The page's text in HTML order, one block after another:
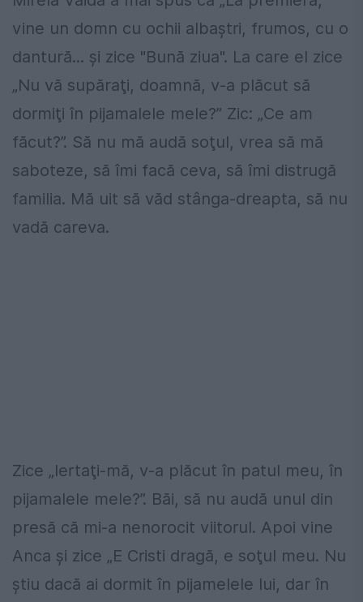
vine un domn cu ochii albaştri, frumos, cu o
dantură... şi zice "Bună ziua". La care el zice
„Nu vă supăraţi, doamnă, v-a plăcut să
dormiţi în pijamalele mele?” Zic: „Ce am
făcut?”. Să nu mă audă soţul, vrea să mă
saboteze, să îmi facă ceva, să îmi distrugă
familia. Mă uit să văd stânga-dreapta, să nu
vadă careva.
Zice „Iertaţi-mă, v-a plăcut în patul meu, în
pijamalele mele?”. Băi, să nu audă unul din
presă că mi-a nenorocit viitorul. Apoi vine
Anca şi zice „E Cristi dragă, e soţul meu. Nu
ştiu dacă ai dormit în pijamelele lui, dar în